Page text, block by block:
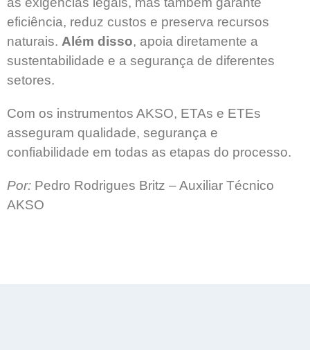
eficiência, reduz custos e preserva recursos
naturais. Além disso, apoia diretamente a
sustentabilidade e a segurança de diferentes
setores.
Com os instrumentos AKSO, ETAs e ETEs
asseguram qualidade, segurança e
confiabilidade em todas as etapas do processo.
Por: Pedro Rodrigues Britz – Auxiliar Técnico
AKSO